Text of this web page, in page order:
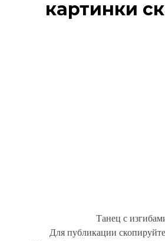
картинки
Танец с
Для публикации